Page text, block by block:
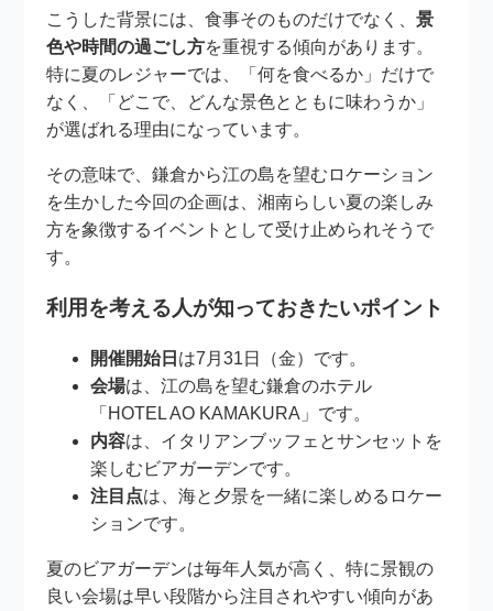
こうした背景には、食事そのものだけでなく、景
色や時間の過ごし方を重視する傾向があります。
特に夏のレジャーでは、「何を食べるか」だけで
なく、「どこで、どんな景色とともに味わうか」
が選ばれる理由になっています。
その意味で、鎌倉から江の島を望むロケーション
を生かした今回の企画は、湘南らしい夏の楽しみ
方を象徴するイベントとして受け止められそうで
す。
利用を考える人が知っておきたいポイント
開催開始日 は7月31日（金）です。
会場は、江の島を望む鎌倉のホテル
「HOTEL AO KAMAKURA」です。
内容は、イタリアンブッフェとサンセットを
楽しむビアガーデンです。
注目点は、海と夕景を一緒に楽しめるロケー
ションです。
夏のビアガーデンは毎年人気が高く、特に景観の
良い会場は早い段階から注目されやすい傾向があ